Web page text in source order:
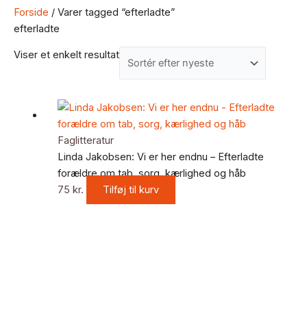
Forside / Varer tagged “efterladte”
efterladte
Viser et enkelt resultat
Faglitteratur
Linda Jakobsen: Vi er her endnu – Efterladte
forældre om tab, sorg, kærlighed og håb
75 kr. Tilføj til kurv